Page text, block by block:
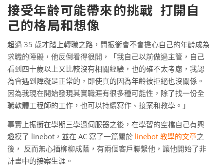
接受年齡可能帶來的挑戰 打開自
己的格局和想像
超過 35 歲才踏上轉職之路，問振銜會不會擔心自己的年齡成為
求職的障礙，他反倒看得很開，「我自己以前做過主管，自己
看到四十歲以上又比較沒有相關經驗，也的確不太考慮，我認
為會遇到障礙是正常的，即使真的因為年齡被拒絕也沒關係。
因為我現在開始發現其實職涯有很多種可能性，除了找一份全
職軟體工程師的工作，也可以持續寫作、接案和教學。」
事實上振銜在學期三學過伺服器之後，在學習的空檔自己有興
趣摸了 linebot，並在 AC 寫了一篇關於 linebot 教學的文章之
後， 反而無心插柳柳成蔭，有兩個客戶聯繫他，讓他開始了非
計畫中的接案生涯。